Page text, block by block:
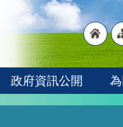
"
政府資訊公開